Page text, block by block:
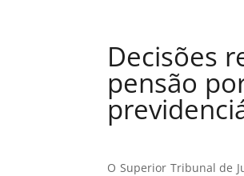
Decisões
pensão
O Superior Tribunal de